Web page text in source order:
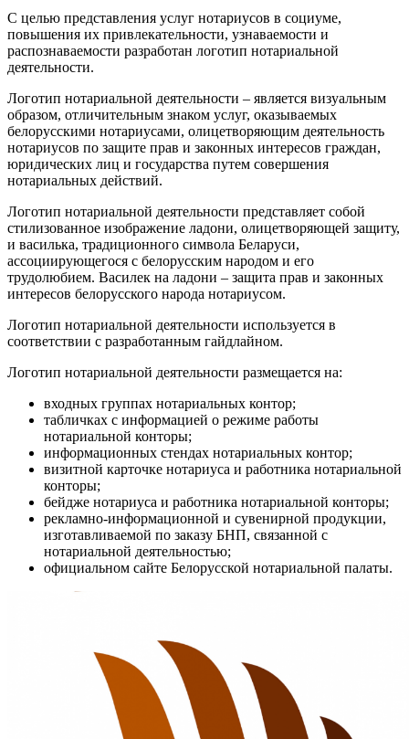
С целью представления услуг нотариусов в социуме,
повышения их привлекательности, узнаваемости и
распознаваемости разработан логотип нотариальной
деятельности.
Логотип нотариальной деятельности – является визуальным
образом, отличительным знаком услуг, оказываемых
белорусскими нотариусами, олицетворяющим деятельность
нотариусов по защите прав и законных интересов граждан,
юридических лиц и государства путем совершения
нотариальных действий.
Логотип нотариальной деятельности представляет собой
стилизованное изображение ладони, олицетворяющей защиту,
и василька, традиционного символа Беларуси,
ассоциирующегося с белорусским народом и его
трудолюбием. Василек на ладони – защита прав и законных
интересов белорусского народа нотариусом.
Логотип нотариальной деятельности используется в
соответствии с разработанным гайдлайном.
Логотип нотариальной деятельности размещается на:
входных группах нотариальных контор;
табличках с информацией о режиме работы
нотариальной конторы;
информационных стендах нотариальных контор;
визитной карточке нотариуса и работника нотариальной
конторы;
бейдже нотариуса и работника нотариальной конторы;
рекламно-информационной и сувенирной продукции,
изготавливаемой по заказу БНП, связанной с
нотариальной деятельностью;
официальном сайте Белорусской нотариальной палаты.